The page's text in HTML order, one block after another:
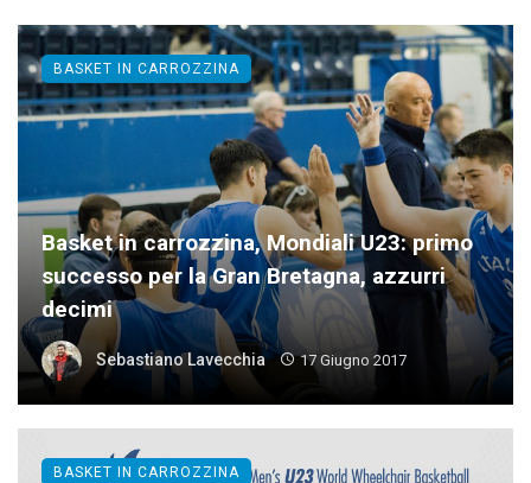
Basket in carrozzina, Mondiali U23: primo
successo per la Gran Bretagna, azzurri
decimi
Sebastiano Lavecchia 17 Giugno 2017
BASKET IN CARROZZINA
BASKET IN CARROZZINA